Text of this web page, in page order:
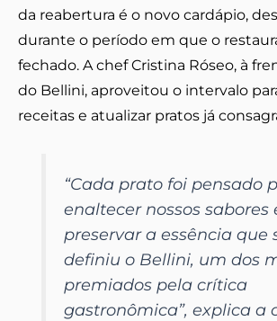
da reabertura é o novo cardápio,
durante o período em que o
fechado. A chef Cristina Róseo, à
do Bellini, aproveitou o intervalo
receitas e atualizar pratos já
“Cada prato foi pensado
enaltecer nossos sabores
preservar a essência que
definiu o Bellini, um dos
premiados pela crítica
gastronômica”, explica a